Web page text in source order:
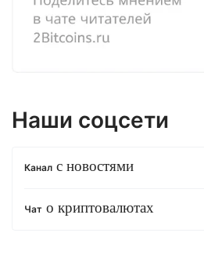
Наши соцсети
Канал с новостями
Чат о криптовалютах